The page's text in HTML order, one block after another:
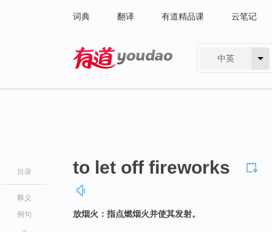
词典 翻译 有道精品课 云笔记
中英
目录
释义
例句
to let off fireworks
放烟火：指点燃烟火并使其发射。